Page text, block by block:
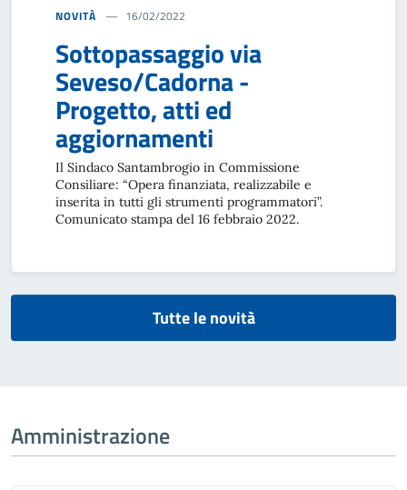
NOVITÀ 16/02/2022
Sottopassaggio via
Seveso/Cadorna -
Progetto, atti ed
aggiornamenti
Il Sindaco Santambrogio in Commissione
Consiliare: “Opera finanziata, realizzabile e
inserita in tutti gli strumenti programmatori”.
Comunicato stampa del 16 febbraio 2022.
Tutte le novità
Amministrazione